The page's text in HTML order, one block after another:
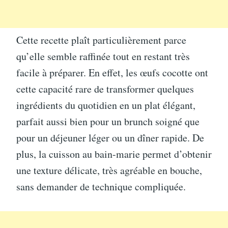
Cette recette plaît particulièrement parce
qu’elle semble raffinée tout en restant très
facile à préparer. En effet, les œufs cocotte ont
cette capacité rare de transformer quelques
ingrédients du quotidien en un plat élégant,
parfait aussi bien pour un brunch soigné que
pour un déjeuner léger ou un dîner rapide. De
plus, la cuisson au bain-marie permet d’obtenir
une texture délicate, très agréable en bouche,
sans demander de technique compliquée.